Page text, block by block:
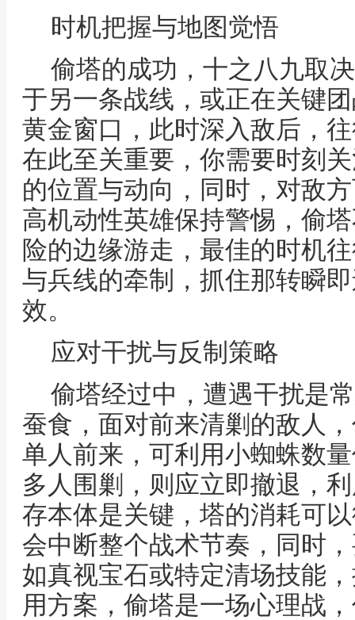
时机把握与地图觉悟
偷塔的成功，十之八九取
于另一条战线，或正在关键
黄金窗口，此时深入敌后，
在此至关重要，你需要时刻
的位置与动向，同时，对敌
高机动性英雄保持警惕，偷
险的边缘游走，最佳的时机
与兵线的牵制，抓住那转瞬
效。
应对干扰与反制策略
偷塔经过中，遭遇干扰是
蚕食，面对前来清剿的敌人
单人前来，可利用小蜘蛛数
多人围剿，则应立即撤退，
存本体是关键，塔的消耗可
会中断整个战术节奏，同时
如真视宝石或特定清场技能
用方案，偷塔是一场心理战